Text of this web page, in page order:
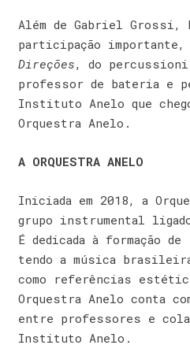
Além de Gabriel Grossi,
participação importante,
Direções, do
professor de bateria e
Instituto Anelo que
Orquestra Anelo.
A ORQUESTRA ANELO
Iniciada em 2018, a
grupo instrumental
É dedicada à formação
tendo a música
como referências
Orquestra Anelo conta
entre professores e
Instituto Anelo.